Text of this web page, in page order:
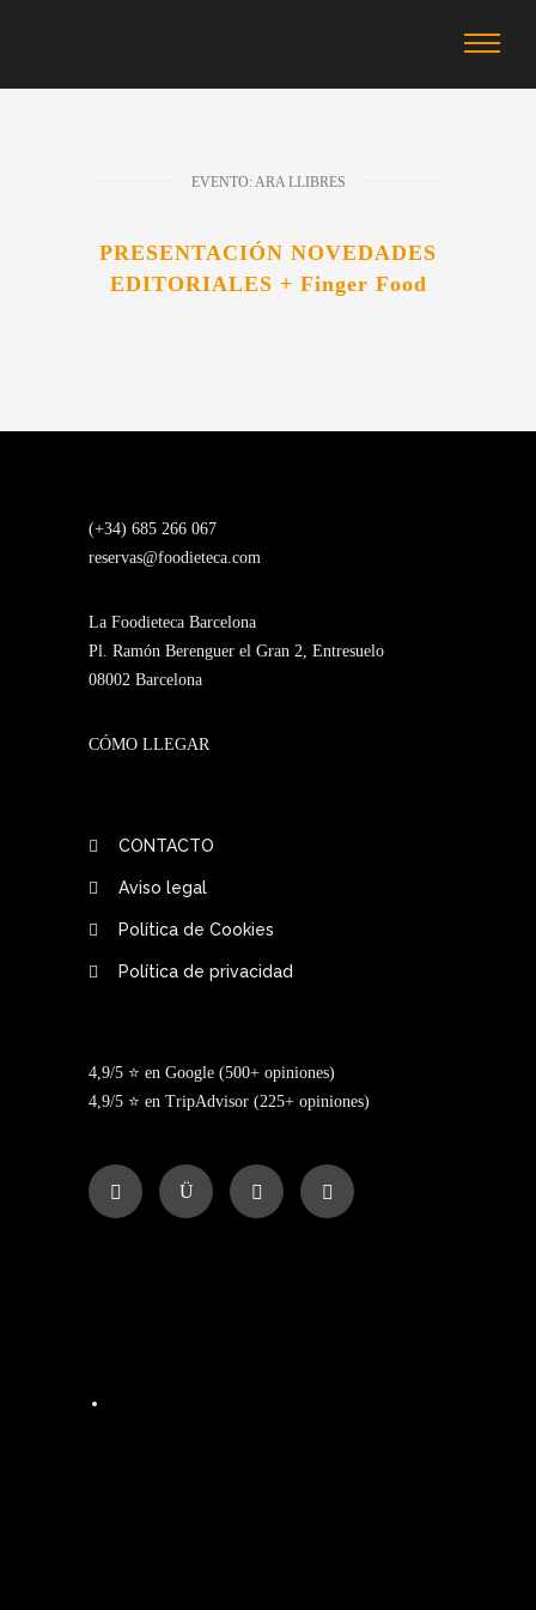
EVENTO: ARA LLIBRES
PRESENTACIÓN NOVEDADES
EDITORIALES + Finger Food
(+34) 685 266 067
reservas@foodieteca.com
La Foodieteca Barcelona
Pl. Ramón Berenguer el Gran 2, Entresuelo
08002 Barcelona
CÓMO LLEGAR
CONTACTO
Aviso legal
Política de Cookies
Política de privacidad
4,9/5 ⭐ en Google (500+ opiniones)
4,9/5 ⭐ en TripAdvisor (225+ opiniones)